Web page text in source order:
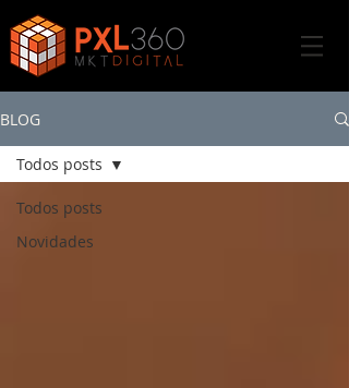
BLOG
Todos posts
Novidades
Todos posts